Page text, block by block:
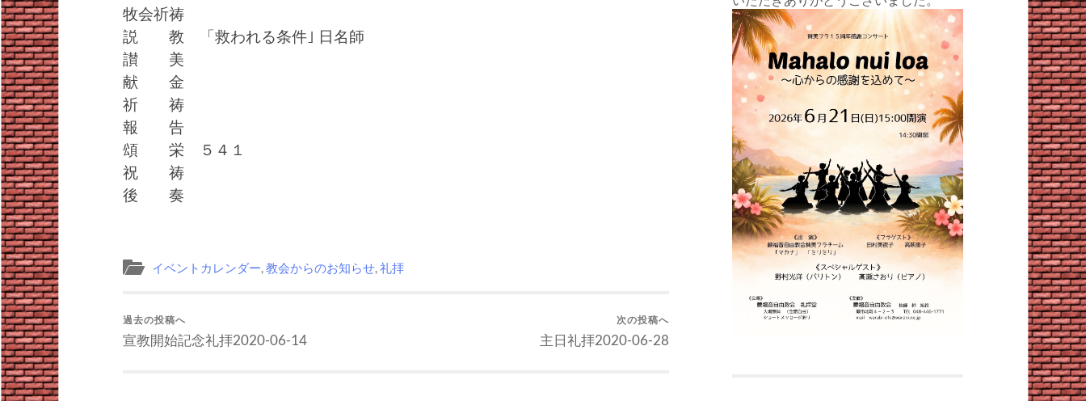
牧会祈祷
説 教 「救われる条件｣ 日名師
讃 美
献 金
祈 祷
報 告
頌 栄 ５４１
祝 祷
後 奏
イベントカレンダー,教会からのお知らせ,礼拝
過去の投稿へ
宣教開始記念礼拝2020-06-14
次の投稿へ
主日礼拝2020-06-28